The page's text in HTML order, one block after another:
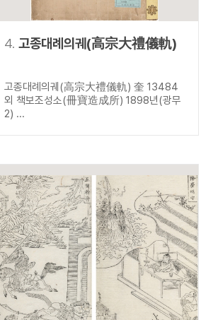
4. 고종대례의궤(高宗大禮儀軌)
고종대례의궤(高宗大禮儀軌) 奎 13484
외 책보조성소(冊寶造成所) 1898년(광무
2) ...